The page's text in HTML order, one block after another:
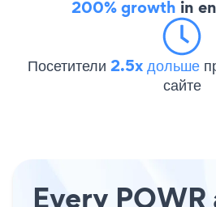
200% growth in
Посетители 2.5x дольше
сайте
Every POWR